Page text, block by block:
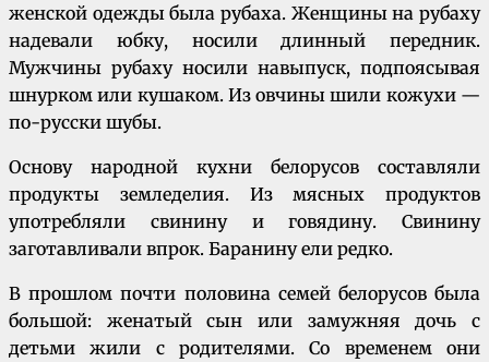
жен­ской одежды была рубаха. Женщины на рубаху
надевали юбку, носили длинный передник.
Мужчины рубаху носили навыпуск, подпоясывая
шнурком или кушаком. Из овчины шили кожухи —
по-русски шубы.
Основу народной кухни белорусов составляли
продукты земледелия. Из мясных продуктов
употребляли свинину и говядину. Свинину
заготавливали впрок. Баранину ели редко.
В прошлом почти половина семей белорусов была
большой: женатый сын или замужняя дочь с
детьми жили с родителями. Со временем они